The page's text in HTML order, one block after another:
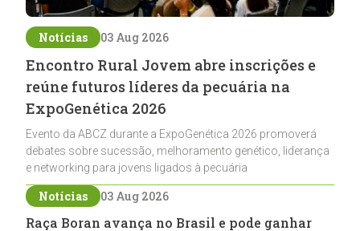
Notícias 03 Aug 2026
Encontro Rural Jovem abre inscrições e
reúne futuros líderes da pecuária na
ExpoGenética 2026
Evento da ABCZ durante a ExpoGenética 2026 promoverá
debates sobre sucessão, melhoramento genético, liderança
e networking para jovens ligados à pecuária
Notícias 03 Aug 2026
Raça Boran avança no Brasil e pode ganhar